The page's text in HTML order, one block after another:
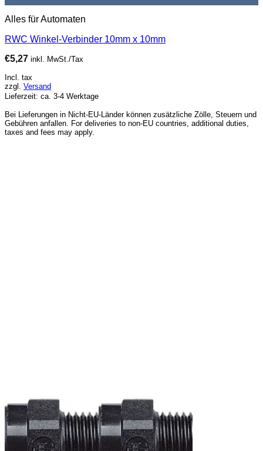
Alles für Automaten
RWC Winkel-Verbinder 10mm x 10mm
€5,27 inkl. MwSt./Tax
Incl. tax
zzgl. Versand
Lieferzeit: ca. 3-4 Werktage
Bei Lieferungen in Nicht-EU-Länder können zusätzliche Zölle, Steuern und
Gebühren anfallen. For deliveries to non-EU countries, additional duties,
taxes and fees may apply.